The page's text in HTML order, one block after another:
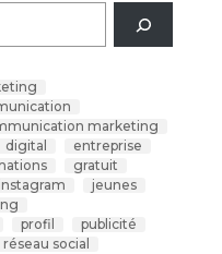
marketing
digital
entreprise
gratuit
jeunes
profil
publicité
réseau social